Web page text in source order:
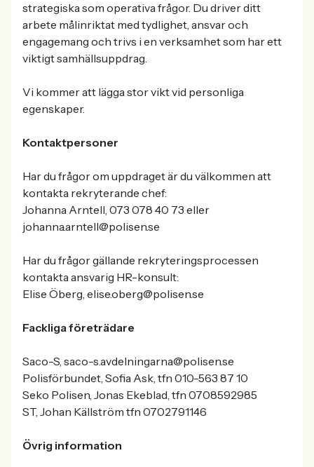
strategiska som operativa frågor. Du driver ditt
arbete målinriktat med tydlighet, ansvar och
engagemang och trivs i en verksamhet som har ett
viktigt samhällsuppdrag.
Vi kommer att lägga stor vikt vid personliga
egenskaper.
Kontaktpersoner
Har du frågor om uppdraget är du välkommen att
kontakta rekryterande chef:
Johanna Arntell, 073 078 40 73 eller
johanna.arntell@polisen.se
Har du frågor gällande rekryteringsprocessen
kontakta ansvarig HR-konsult:
Elise Öberg, elise.oberg@polisen.se
Fackliga företrädare
Saco-S, saco-s.avdelningarna@polisen.se
Polisförbundet, Sofia Ask, tfn 010-563 87 10
Seko Polisen, Jonas Ekeblad, tfn 0708592985
ST, Johan Källström tfn 0702791146
Övrig information